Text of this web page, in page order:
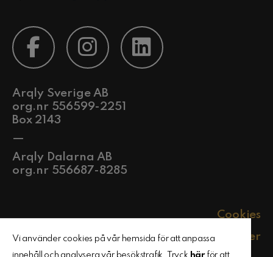
Arqly Sverige AB
org.nr 556599-2251
Box 2143
—
Arqly Dalarna AB
org.nr 556687-8285
Cookies
Policyer
Vi använder cookies på vår hemsida för att anpassa
innehåll och analysera vår besökstrafik. Tryck härför att